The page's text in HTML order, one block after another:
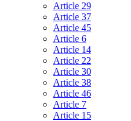
Article 29
Article 37
Article 45
Article 6
Article 14
Article 22
Article 30
Article 38
Article 46
Article 7
Article 15